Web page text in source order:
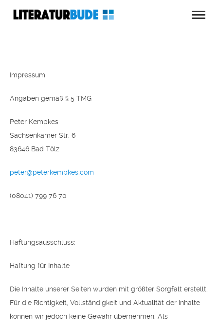
Impressum
Angaben gemäß § 5 TMG
Peter Kempkes
Sachsenkamer Str. 6
83646 Bad Tölz
peter@peterkempkes.com
(08041) 799 76 70
Haftungsausschluss:
Haftung für Inhalte
Die Inhalte unserer Seiten wurden mit größter Sorgfalt erstellt.
Für die Richtigkeit, Vollständigkeit und Aktualität der Inhalte
können wir jedoch keine Gewähr übernehmen. Als